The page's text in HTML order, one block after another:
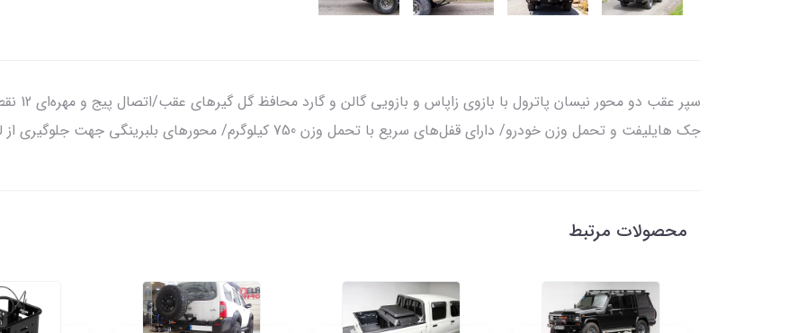
سپر
جک هایلیفت و تحمل وزن خودرو/ دارای قفل‌های سریع با تحمل وزن 750 کیلوگرم/ محورهای بلبرینگی جهت جلوگیری از لقی و صدا/ رنگ الکترواستاتیک کوره‌ای
محصولات مرتبط